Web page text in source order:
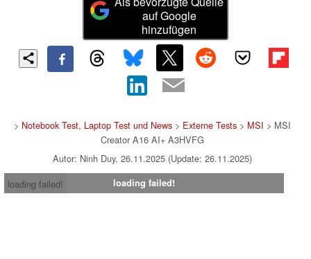
auf Google
hinzufügen
> Notebook Test, Laptop Test und News> Externe Tests> MSI > MSI
Creator A16 AI+ A3HVFG
Autor: Ninh Duy, 26.11.2025 (Update: 26.11.2025)
loading failed!
loading failed!